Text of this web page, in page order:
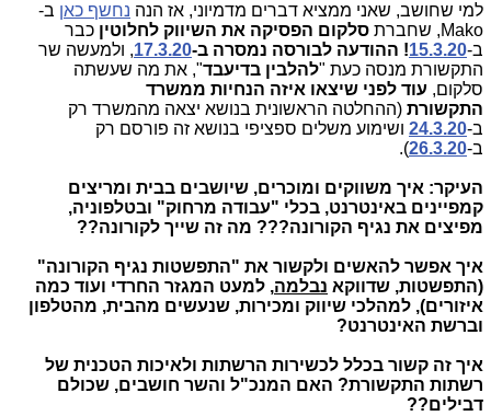
למי שחושב, שאני ממציא דברים מדמיוני, אז הנה נחשף כאן ב-
Mako, שחברת
סלקום הפסיקה את השיווק לחלוטין כבר
ב-15.3.20! ההודעה לבורסה נמסרה ב-17.3.20, ולמעשה שר
התקשורת מנסה כעת "להלבין בדיעבד", את מה שעשתה
סלקום, עוד לפני שיצאו איזה הנחיות ממשרד
התקשורת (ההחלטה הראשונית בנושא יצאה מהמשרד רק
ב-24.3.20 ושימוע משלים ספציפי בנושא זה פורסם רק
ב-26.3.20
).
העיקר: איך משווקים ומוכרים, שיושבים בבית ומריצים
קמפיינים באינטרנט, בכלי "עבודה מרחוק" ובטלפוניה,
מפיצים את נגיף הקורונה??? מה זה שייך לקורונה??
איך אפשר להאשים ולקשור את "התפשטות נגיף הקורונה"
(התפשטות, שדווקא נבלמה, למעט המגזר החרדי ועוד כמה
איזורים), למהלכי שיווק ומכירות, שנעשים מהבית, מהטלפון
וברשת האינטרנט?
איך זה קשור בכלל לכשירות הרשתות ולאיכות הטכנית של
רשתות התקשורת? האם המנכ"ל והשר חושבים, שכולם
דבילים??